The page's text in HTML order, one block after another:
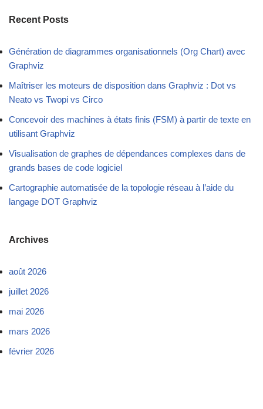
Recent Posts
Génération de diagrammes organisationnels (Org Chart) avec
Graphviz
Maîtriser les moteurs de disposition dans Graphviz : Dot vs
Neato vs Twopi vs Circo
Concevoir des machines à états finis (FSM) à partir de texte en
utilisant Graphviz
Visualisation de graphes de dépendances complexes dans de
grands bases de code logiciel
Cartographie automatisée de la topologie réseau à l’aide du
langage DOT Graphviz
Archives
août 2026
juillet 2026
mai 2026
mars 2026
février 2026